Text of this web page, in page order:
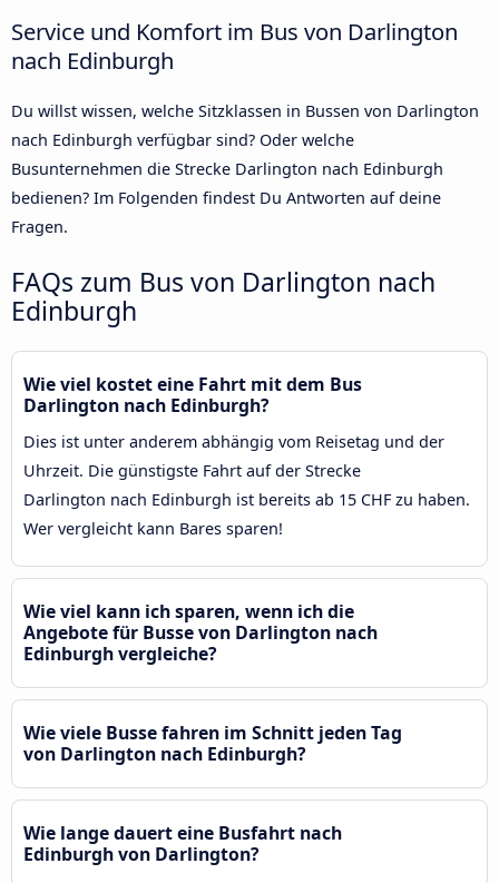
Service und Komfort im Bus von Darlington
nach Edinburgh
Du willst wissen, welche Sitzklassen in Bussen von Darlington
nach Edinburgh verfügbar sind? Oder welche
Busunternehmen die Strecke Darlington nach Edinburgh
bedienen? Im Folgenden findest Du Antworten auf deine
Fragen.
FAQs zum Bus von Darlington nach
Edinburgh
Wie viel kostet eine Fahrt mit dem Bus
Darlington nach Edinburgh?
Dies ist unter anderem abhängig vom Reisetag und der
Uhrzeit. Die günstigste Fahrt auf der Strecke
Darlington nach Edinburgh ist bereits ab 15 CHF zu haben.
Wer vergleicht kann Bares sparen!
Wie viel kann ich sparen, wenn ich die
Angebote für Busse von Darlington nach
Edinburgh vergleiche?
Wie viele Busse fahren im Schnitt jeden Tag
von Darlington nach Edinburgh?
Wie lange dauert eine Busfahrt nach
Edinburgh von Darlington?